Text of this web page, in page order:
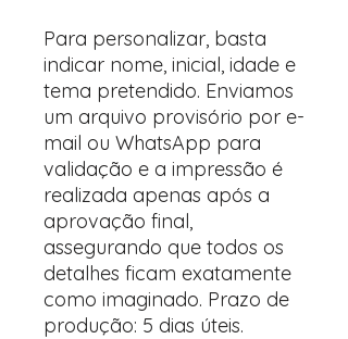
Para personalizar, basta
indicar nome, inicial, idade e
tema pretendido. Enviamos
um arquivo provisório por e-
mail ou WhatsApp para
validação e a impressão é
realizada apenas após a
aprovação final,
assegurando que todos os
detalhes ficam exatamente
como imaginado. Prazo de
produção: 5 dias úteis.